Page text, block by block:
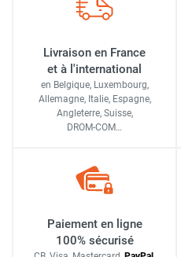
Livraison en France
et à l'international
en Belgique, Luxembourg,
Allemagne, Italie, Espagne,
Angleterre, Suisse,
DROM-COM…
Paiement en ligne
100% sécurisé